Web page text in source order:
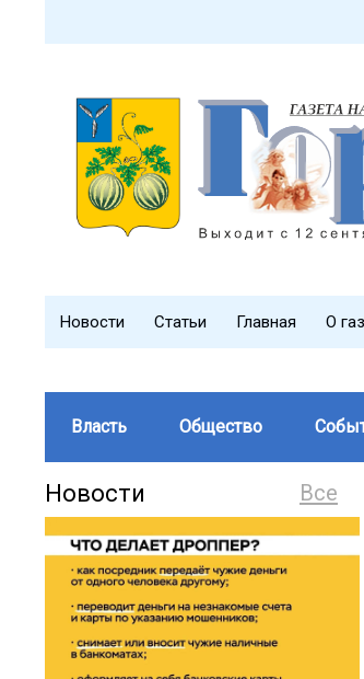
Новости Статьи Главная О
Власть Общество
Все
Новости